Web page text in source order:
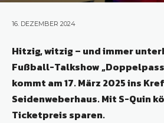
16. DEZEMBER 2024
Hitzig, witzig – und immer
Fußball-Talkshow „Doppelpass
kommt am 17. März 2025 ins
Seidenweberhaus. Mit S-Quin
Ticketpreis sparen.